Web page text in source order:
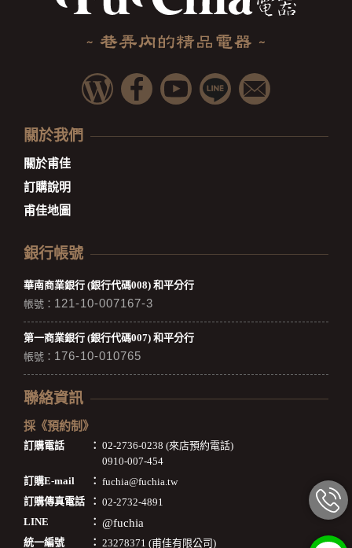
關於我們
關於甫佳
訂購說明
甫佳地圖
銀行帳號
華南商業銀行 (銀行代碼008) 和平分行
帳號： 121-10-007167-3
第一商業銀行 (銀行代碼007) 和平分行
帳號： 176-10-010765
聯絡資訊
採《預約制》
訂購電話 ： 02-2736-0238 (來店預約電話)
0910-007-454
訂購E-mail
： fuchia@fuchia.tw
訂購傳真電話
： 02-2732-4891
LINE
： @fuchia
統一編號 ： 23278371 (甫佳有限公司)